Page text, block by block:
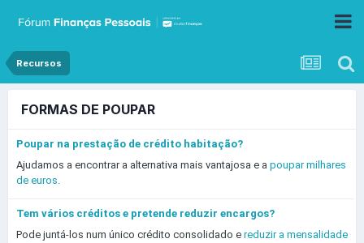
Recursos
FORMAS DE POUPAR
Poupar na prestação de crédito habitação?
Ajudamos a encontrar a alternativa mais vantajosa e a poupar milhares
de euros.
Tem vários créditos e pretende reduzir encargos?
Pode juntá-los num único crédito consolidado e reduzir a mensalidade